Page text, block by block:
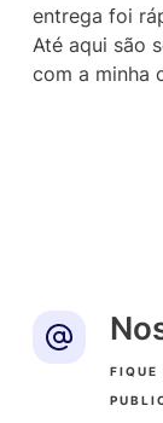
entrega foi
Até aqui são
com a minha
FIQUE